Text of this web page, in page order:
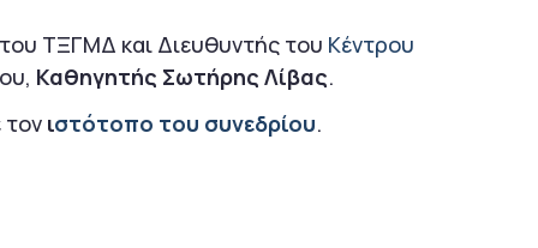
ΤΞΓΜΔ και Διευθυντής του Κέντρου
Καθηγητής Σωτήρης Λίβας.
τον ιστότοπο του συνεδρίου.